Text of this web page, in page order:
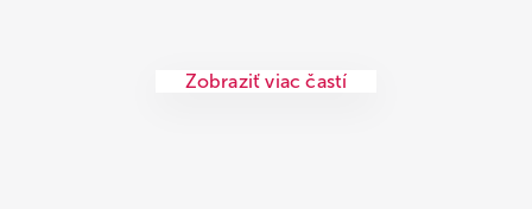
Zobraziť viac častí